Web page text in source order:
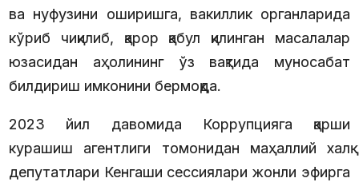
ва нуфузини оширишга, вакиллик органларида
кўриб чиқилиб, қарор қабул қилинган масалалар
юзасидан аҳолининг ўз вақтида муносабат
билдириш имконини бермоқда.
2023 йил давомида Коррупцияга қарши
курашиш агентлиги томонидан маҳаллий халқ
депутатлари Кенгаши сессиялари жонли эфирга